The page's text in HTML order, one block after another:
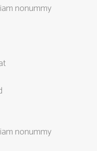
nonummy
nonummy